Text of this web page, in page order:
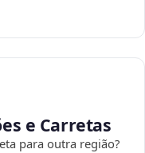
e Carretas
para outra região?